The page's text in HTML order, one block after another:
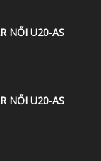
NŐI U20-AS
NŐI U20-AS